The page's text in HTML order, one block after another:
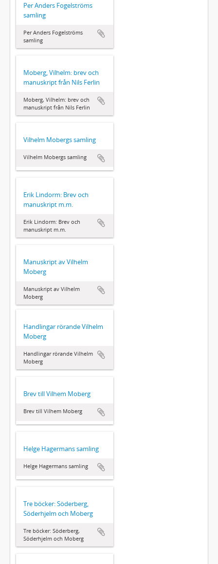
Per Anders Fogelströms
samling
Per Anders Fogelströms
samling
Moberg, Vilhelm: brev och
manuskript från Nils Ferlin
Moberg, Vilhelm: brev och
manuskript från Nils Ferlin
Vilhelm Mobergs samling
Vilhelm Mobergs samling
Erik Lindorm: Brev och
manuskript m.m.
Erik Lindorm: Brev och
manuskript m.m.
Manuskript av Vilhelm
Moberg
Manuskript av Vilhelm
Moberg
Handlingar rörande Vilhelm
Moberg
Handlingar rörande Vilhelm
Moberg
Brev till Vilhem Moberg
Brev till Vilhem Moberg
Helge Hagermans samling
Helge Hagermans samling
Tre böcker: Söderberg,
Söderhjelm och Moberg
Tre böcker: Söderberg,
Söderhjelm och Moberg